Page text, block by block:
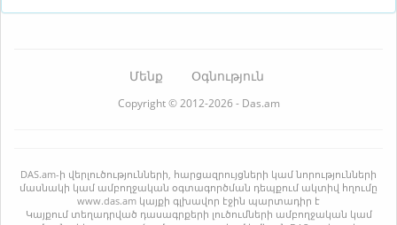
Մենք Օգնություն
Copyright © 2012-2026 - Das.am
DAS.am-ի վերլուծությունների, հարցազրույցների կամ նորությունների
մասնակի կամ ամբողջական օգտագործման դեպքում ակտիվ հղումը
www.das.am կայքի գլխավոր էջին պարտադիր է
Կայքում տեղադրված դասագրքերի լուծումների ամբողջական կամ